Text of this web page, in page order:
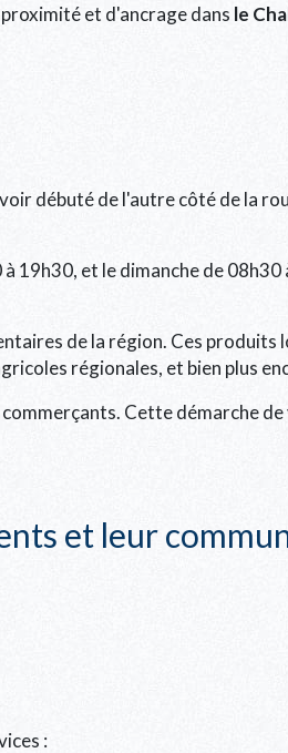
et d'ancrage dans le
débuté de l'autre côté de la
19h30, et le dimanche de
de la région. Ces produits
régionales, et bien plus
Cette démarche
et leur
: